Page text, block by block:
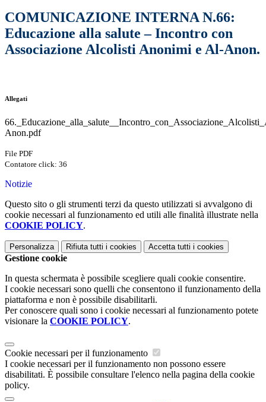
COMUNICAZIONE INTERNA N.66:
Educazione alla salute – Incontro con
Associazione Alcolisti Anonimi e Al-Anon.
Allegati
Anon.pdf
File PDF
Contatore click: 36
Notizie
Questo sito o gli strumenti terzi da questo utilizzati si avvalgono di
cookie necessari al funzionamento ed utili alle finalità illustrate nella
COOKIE POLICY.
Personalizza Rifiuta tutti i cookies Accetta tutti i cookies
Gestione cookie
In questa schermata è possibile scegliere quali cookie consentire.
I cookie necessari sono quelli che consentono il funzionamento della
piattaforma e non è possibile disabilitarli.
Per conoscere quali sono i cookie necessari al funzionamento potete
visionare la COOKIE POLICY.
Cookie necessari per il funzionamento
I cookie necessari per il funzionamento non possono essere
disabilitati. È possibile consultare l'elenco nella pagina della cookie
policy.